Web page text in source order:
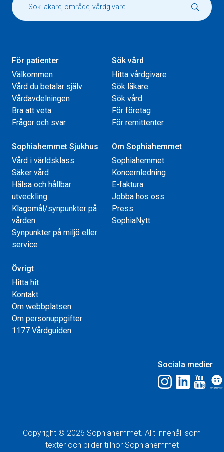
För patienter
Välkommen
Vård du betalar själv
Vårdavdelningen
Bra att veta
Frågor och svar
Sök vård
Hitta vårdgivare
Sök läkare
Sök vård
För företag
För remittenter
Sophiahemmet Sjukhus
Vård i världsklass
Säker vård
Hälsa och hållbar
utveckling
Klagomål/synpunkter på
vården
Synpunkter på miljö eller
service
Om Sophiahemmet
Sophiahemmet
Koncernledning
E-faktura
Jobba hos oss
Press
SophiaNytt
Övrigt
Hitta hit
Kontakt
Om webbplatsen
Om personuppgifter
1177 Vårdguiden
Sociala medier
Copyright © 2026 Sophiahemmet. Allt innehåll som
texter och bilder tillhör Sophiahemmet